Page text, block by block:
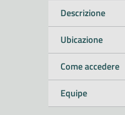
Descrizione
Ubicazione
Come accedere
Equipe